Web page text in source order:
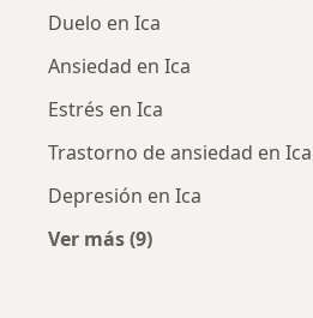
Duelo en Ica
Ansiedad en Ica
Estrés en Ica
Trastorno de ansiedad en Ica
Depresión en Ica
Ver más (9)